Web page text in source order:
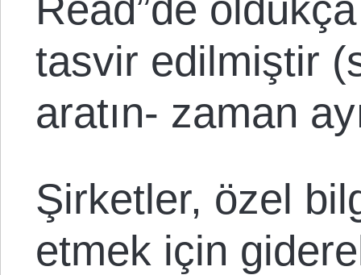
tasvir edilmiştir
aratın- zaman
Şirketler, özel
etmek için